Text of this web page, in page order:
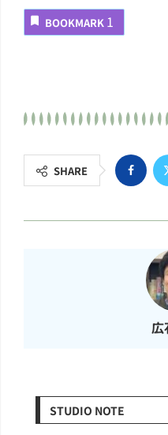
BOOKMARK 1
SHARE
広
STUDIO NOTE